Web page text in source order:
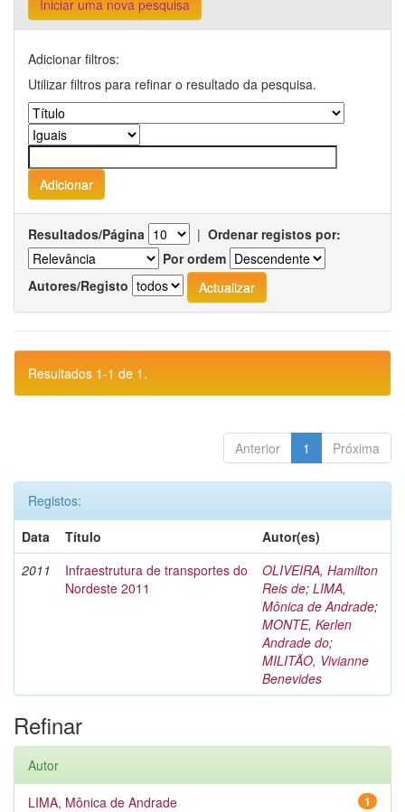
Iniciar uma nova pesquisa
Adicionar filtros:
Utilizar filtros para refinar o resultado da pesquisa.
Resultados/Página | Ordenar registos por:
Por ordem
Autores/Registo
Resultados 1-1 de 1.
Anterior 1 Próxima
Registos:
Data
Título
Autor(es)
2011
Infraestrutura de transportes do
Nordeste 2011
OLIVEIRA, Hamilton
Reis de; LIMA,
Mônica de Andrade;
MONTE, Kerlen
Andrade do;
MILITÃO, Vivianne
Benevides
Refinar
Autor
1
LIMA, Mônica de Andrade